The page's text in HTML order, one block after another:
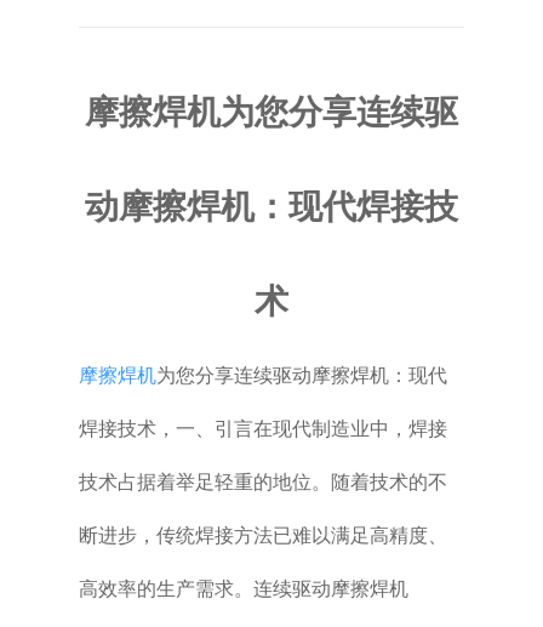
普通铣床
加工中心
摩擦焊机为您分享连续驱
动摩擦焊机：现代焊接技
术
摩擦焊机为您分享连续驱动摩擦焊机：现代
焊接技术，一、引言在现代制造业中，焊接
技术占据着举足轻重的地位。随着技术的不
断进步，传统焊接方法已难以满足高精度、
高效率的生产需求。连续驱动摩擦焊机